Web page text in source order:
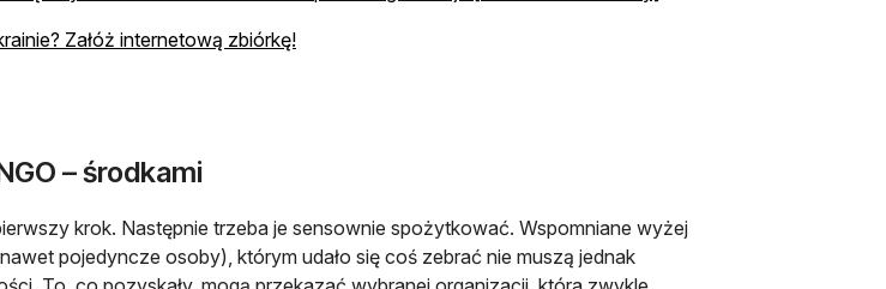
Załóż internetową zbiórkę!
– środkami
krok. Następnie trzeba je sensownie spożytkować. Wspomniane wyżej
pojedyncze osoby), którym udało się coś zebrać nie muszą jednak